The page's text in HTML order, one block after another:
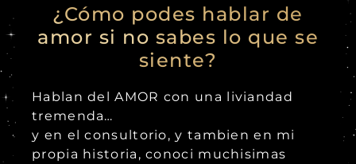
¿Cómo podes hablar de
amor si no sabes lo que se
siente?
Hablan del AMOR con una liviandad
tremenda…
y en el consultorio, y tambien en mi
propia historia, conoci muchisimas